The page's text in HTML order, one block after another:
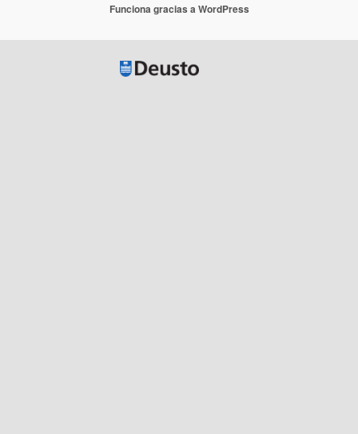
Funciona gracias a WordPress